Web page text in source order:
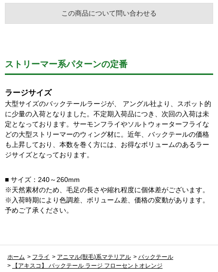
この商品について問い合わせる
ストリーマー系パターンの定番
ラージサイズ
大型サイズのバックテールラージが、 アングル社より、スポット的
に少量の入荷となりました。不定期入荷品につき、次回の入荷は未
定となっております。サーモンフライやソルトウォーターフライな
どの大型ストリーマーのウィング材に。近年、バックテールの価格
も上昇しており、本数を巻く方には、お得なボリュームのあるラー
ジサイズとなっております。
■ サイズ：240～260mm
※天然素材のため、毛足の長さや縮れ程度に個体差がございます。
※入荷時期により色調差、ボリューム差、価格の変動があります。
予めご了承ください。
ホーム > フライ > アニマル(獣毛)系マテリアル > バックテール
>
【アキスコ】 バックテール ラージ フローセントオレンジ